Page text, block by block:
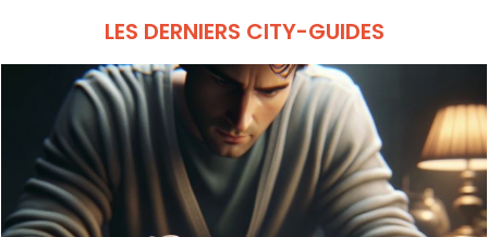
LES DERNIERS CITY-GUIDES